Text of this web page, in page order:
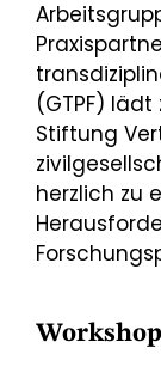
(GTPF)
Stiftung
herzlich zu